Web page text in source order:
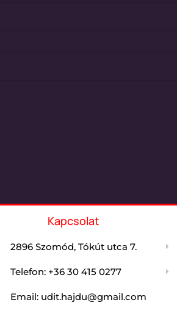
Kapcsolat
2896 Szomód, Tókút utca 7.
Telefon: +36 30 415 0277
Email: udit.hajdu@gmail.com